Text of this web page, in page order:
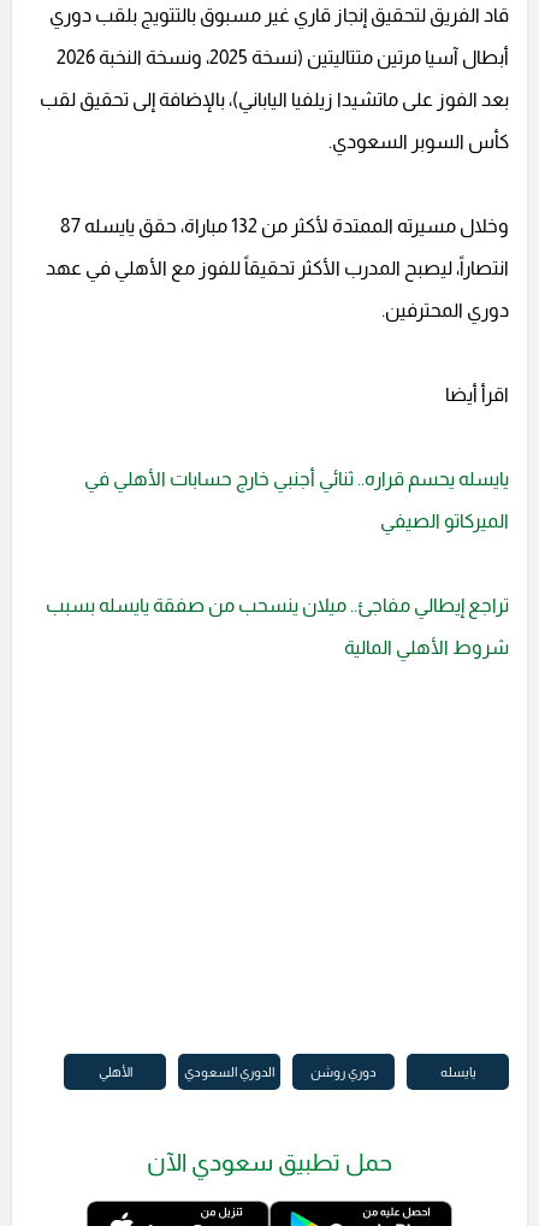
قاد الفريق لتحقيق إنجاز قاري غير مسبوق بالتتويج بلقب دوري
أبطال آسيا مرتين متتاليتين (نسخة 2025، ونسخة النخبة 2026
بعد الفوز على ماتشيدا زيلفيا الياباني)، بالإضافة إلى تحقيق لقب
كأس السوبر السعودي.
وخلال مسيرته الممتدة لأكثر من 132 مباراة، حقق يايسله 87
انتصاراً، ليصبح المدرب الأكثر تحقيقاً للفوز مع الأهلي في عهد
دوري المحترفين.
اقرأ أيضا
يايسله يحسم قراره.. ثنائي أجنبي خارج حسابات الأهلي في
الميركاتو الصيفي
تراجع إيطالي مفاجئ.. ميلان ينسحب من صفقة يايسله بسبب
شروط الأهلي المالية
يايسله دوري روشن الدوري السعودي الأهلي
حمل تطبيق سعودي الآن